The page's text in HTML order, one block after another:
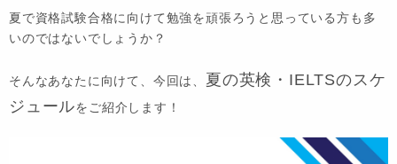
夏で資格試験合格に向けて勉強を頑張ろうと思っている方も多
いのではないでしょうか？
そんなあなたに向けて、今回は、 夏の英検・IELTSのスケ
ジュールをご紹介します！